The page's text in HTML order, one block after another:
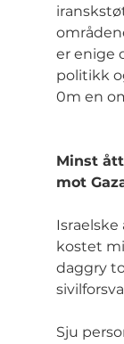
er enige
politikk
0m en
Minst
mot
kostet
daggry
Sju